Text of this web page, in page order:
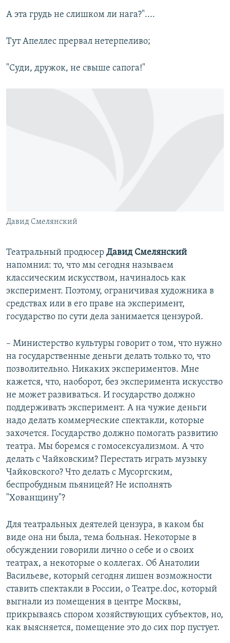
А эта грудь не слишком ли нага?"....
Тут Апеллес прервал нетерпеливо;
"Суди, дружок, не свыше сапога!"
Давид Смелянский
Театральный продюсер Давид Смелянский
напомнил: то, что мы сегодня называем
классическим искусством, начиналось как
эксперимент. Поэтому, ограничивая художника в
средствах или в его праве на эксперимент,
государство по сути дела занимается цензурой.
– Министерство культуры говорит о том, что нужно
на государственные деньги делать только то, что
позволительно. Никаких экспериментов. Мне
кажется, что, наоборот, без эксперимента искусство
не может развиваться. И государство должно
поддерживать эксперимент. А на чужие деньги
надо делать коммерческие спектакли, которые
захочется. Государство должно помогать развитию
театра. Мы боремся с гомосексуализмом. А что
делать с Чайковским? Перестать играть музыку
Чайковского? Что делать с Мусоргским,
беспробудным пьяницей? Не исполнять
"Хованщину"?
Для театральных деятелей цензура, в каком бы
виде она ни была, тема больная. Некоторые в
обсуждении говорили лично о себе и о своих
театрах, а некоторые о коллегах. Об Анатолии
Васильеве, который сегодня лишен возможности
ставить спектакли в России, о Театре.doc, который
выгнали из помещения в центре Москвы,
прикрываясь спором хозяйствующих субъектов, но,
как выясняется, помещение это до сих пор пустует.